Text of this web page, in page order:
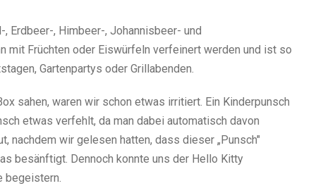
Erdbeer-, Himbeer-, Johannisbeer- und
mit Früchten oder Eiswürfeln verfeinert werden und ist so
Gartenpartys oder Grillabenden.
sahen, waren wir schon etwas irritiert. Ein Kinderpunsch
etwas verfehlt, da man dabei automatisch davon
nachdem wir gelesen hatten, dass dieser „Punsch"
besänftigt. Dennoch konnte uns der Hello Kitty
begeistern.